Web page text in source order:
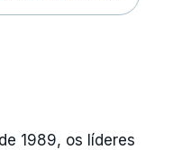
1989, os líderes